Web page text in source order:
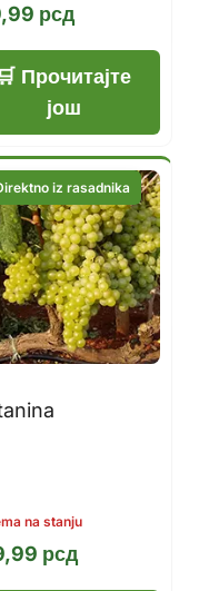
рсд
Прочитајте
још
рсд